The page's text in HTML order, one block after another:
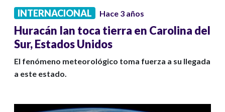
INTERNACIONAL Hace 3 años
Huracán Ian toca tierra en Carolina del
Sur, Estados Unidos
El fenómeno meteorológico toma fuerza a su llegada
a este estado.